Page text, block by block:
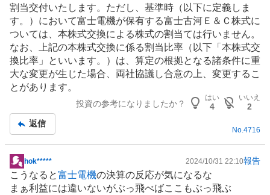
割当交付いたします。ただし、基準時（以下に定義しま
す。）において富士電機が保有する富士古河Ｅ＆Ｃ株式に
ついては、本株式交換による株式の割当ては行いません。
なお、上記の本株式交換に係る割当比率（以下「本株式交
換比率」といいます。）は、算定の根拠となる諸条件に重
大な変更が生じた場合、両社協議し合意の上、変更するこ
とがあります。
投資の参考になりましたか？
はい
4
いいえ
2
返信
No. 4716
掲
示
hok***** 2024/10/31 22:10報告
こうなると富士電機の決算の反応が気になるな
まぁ利益には違いないがぶっ飛べばここもぶっ飛ぶ